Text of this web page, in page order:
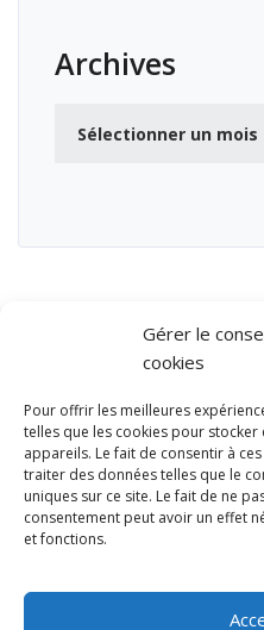
Gérer le
cookies
Pour offrir les meilleures
telles que les cookies pour
appareils. Le fait de consentir à
traiter des données telles que le
uniques sur ce site. Le fait de ne
consentement peut avoir un effet
et fonctions.
Archives
et